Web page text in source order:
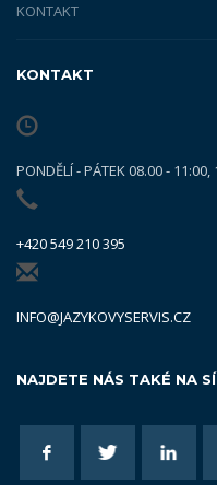
KONTAKT
KONTAKT
PONDĚLÍ - PÁTEK 08.00 - 11:00,
+420 549 210 395
INFO@JAZYKOVYSERVIS.CZ
NAJDETE NÁS TAKÉ NA